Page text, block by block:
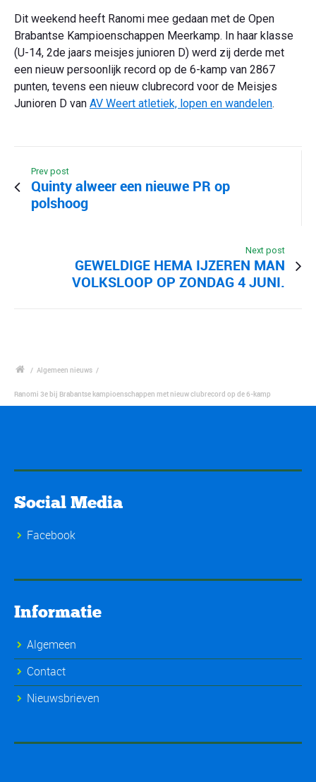
Dit weekend heeft Ranomi mee gedaan met de Open
Brabantse Kampioenschappen Meerkamp. In haar klasse
(U-14, 2de jaars meisjes junioren D) werd zij derde met
een nieuw persoonlijk record op de 6-kamp van 2867
punten, tevens een nieuw clubrecord voor de Meisjes
Junioren D van AV Weert atletiek, lopen en wandelen.
Prev post
Quinty alweer een nieuwe PR op
polshoog
Next post
GEWELDIGE HEMA IJZEREN MAN
VOLKSLOOP OP ZONDAG 4 JUNI.
/ Algemeen nieuws /
Ranomi 3e bij Brabantse kampioenschappen met nieuw clubrecord op de 6-kamp
Social Media
Facebook
Informatie
Algemeen
Contact
Nieuwsbrieven